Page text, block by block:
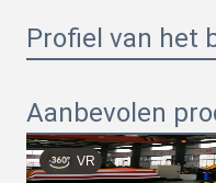
Profiel van het
Aanbevolen
VR